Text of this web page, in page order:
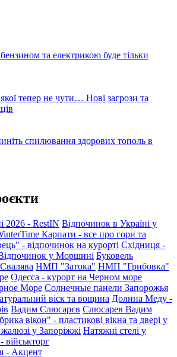
та електрикою буде тільки
тепер не чути… Нові загрози та
спилювання здорових тополь в
2026 - RestIN Відпочинок в Україні у
Карпати - все про гори та
- відпочинок на курорті Східниця -
у Моршині Буковель
Свалява НМП "Затока" НМП "Грибовка"
Одесса - курорт на Черном море
Море Солнечные панели Запорожья
віск та вощина Долина Меду -
Вадим Слюсарєв Слюсарев Вадим
вікон" - пластикові вікна та двері у
у Запоріжжі Натяжні стелі у
військторг